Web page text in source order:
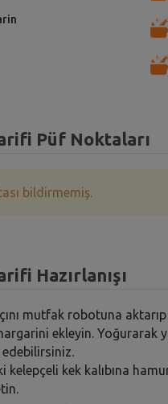
Püf Noktaları
bildirmemiş.
Hazırlanışı
mutfak robotuna
ekleyin.
edebilirsiniz.
kelepçeli kek kalıbına